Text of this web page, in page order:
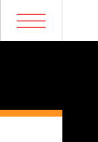
m